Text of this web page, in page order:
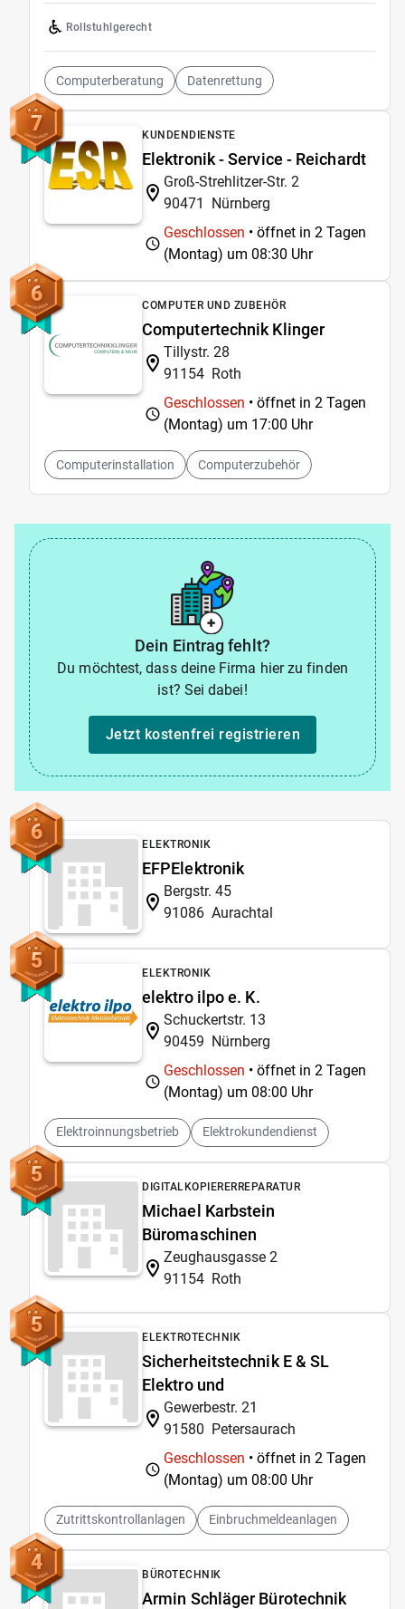
Rollstuhlgerecht
Computerberatung Datenrettung
7 KUNDENDIENSTE
Elektronik - Service - Reichardt
Groß-Strehlitzer-Str. 2
90471
Nürnberg
Geschlossen • öffnet in 2 Tagen
(Montag) um 08:30 Uhr
6 COMPUTER UND ZUBEHÖR
Computertechnik Klinger
Tillystr. 28
91154 Roth
Geschlossen • öffnet in 2 Tagen
(Montag) um 17:00 Uhr
Computerinstallation Computerzubehör
Dein Eintrag fehlt?
Du möchtest, dass deine Firma hier zu finden
ist? Sei dabei!
Jetzt kostenfrei registrieren
6 ELEKTRONIK
EFPElektronik
Bergstr. 45
91086 Aurachtal
5 ELEKTRONIK
elektro ilpo e. K.
Schuckertstr. 13
90459 Nürnberg
Geschlossen • öffnet in 2 Tagen
(Montag) um 08:00 Uhr
Elektroinnungsbetrieb Elektrokundendienst
5 DIGITALKOPIERERREPARATUR
Michael Karbstein
Büromaschinen
Zeughausgasse 2
91154 Roth
5 ELEKTROTECHNIK
Sicherheitstechnik E & SL
Elektro und
Gewerbestr. 21
91580 Petersaurach
Geschlossen • öffnet in 2 Tagen
(Montag) um 08:00 Uhr
Zutrittskontrollanlagen Einbruchmeldeanlagen
4 BÜROTECHNIK
Armin Schläger Bürotechnik